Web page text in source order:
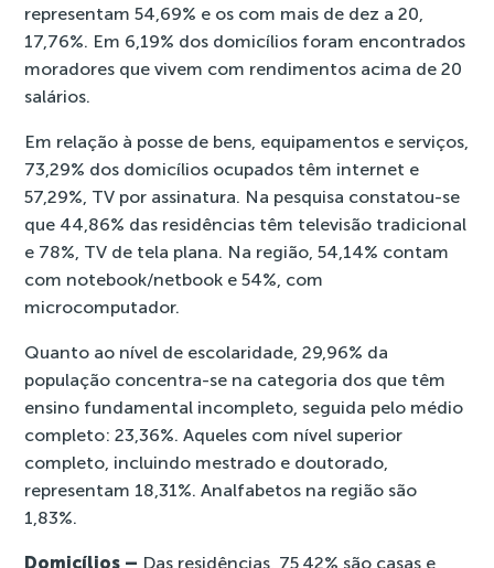
representam 54,69% e os com mais de dez a 20,
17,76%. Em 6,19% dos domicílios foram encontrados
moradores que vivem com rendimentos acima de 20
salários.
Em relação à posse de bens, equipamentos e serviços,
73,29% dos domicílios ocupados têm internet e
57,29%, TV por assinatura. Na pesquisa constatou-se
que 44,86% das residências têm televisão tradicional
e 78%, TV de tela plana. Na região, 54,14% contam
com notebook/netbook e 54%, com
microcomputador.
Quanto ao nível de escolaridade, 29,96% da
população concentra-se na categoria dos que têm
ensino fundamental incompleto, seguida pelo médio
completo: 23,36%. Aqueles com nível superior
completo, incluindo mestrado e doutorado,
representam 18,31%. Analfabetos na região são
1,83%.
Domicílios – Das residências, 75,42% são casas e